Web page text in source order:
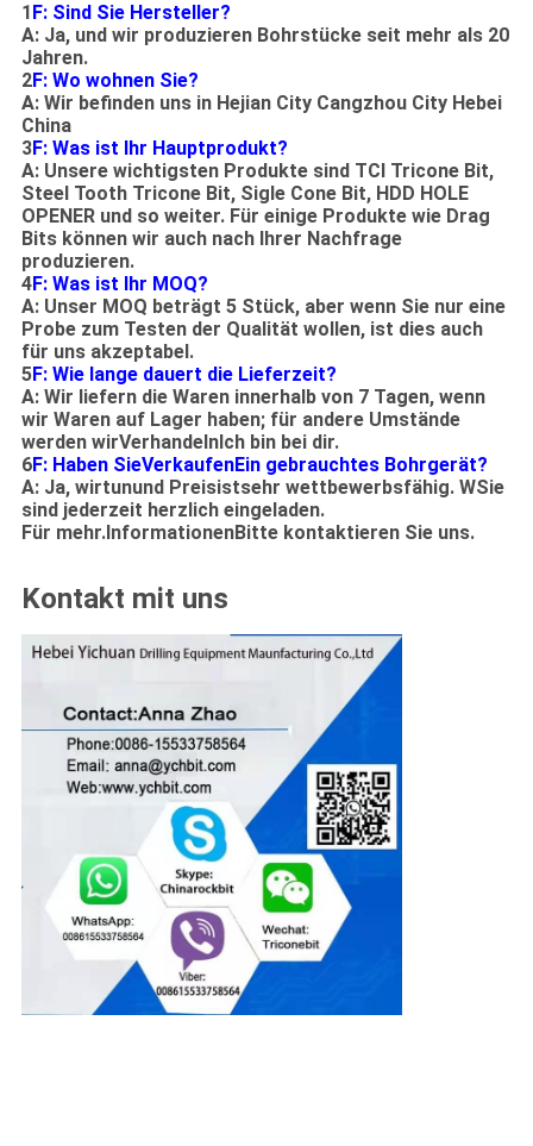
1F: Sind Sie Hersteller?
A: Ja, und wir produzieren Bohrstücke seit mehr als 20
Jahren.
2F: Wo wohnen Sie?
A: Wir befinden uns in Hejian City Cangzhou City Hebei
China
3F: Was ist Ihr Hauptprodukt?
A: Unsere wichtigsten Produkte sind TCI Tricone Bit,
Steel Tooth Tricone Bit, Sigle Cone Bit, HDD HOLE
OPENER und so weiter. Für einige Produkte wie Drag
Bits können wir auch nach Ihrer Nachfrage
produzieren.
4F: Was ist Ihr MOQ?
A: Unser MOQ beträgt 5 Stück, aber wenn Sie nur eine
Probe zum Testen der Qualität wollen, ist dies auch
für uns akzeptabel.
5F: Wie lange dauert die Lieferzeit?
A: Wir liefern die Waren innerhalb von 7 Tagen, wenn
wir Waren auf Lager haben; für andere Umstände
werden wirVerhandelnIch bin bei dir.
6F: Haben SieVerkaufenEin gebrauchtes Bohrgerät?
A: Ja, wirtunund Preisistsehr wettbewerbsfähig. WSie
sind jederzeit herzlich eingeladen.
Für mehr.InformationenBitte kontaktieren Sie uns.
Kontakt mit uns